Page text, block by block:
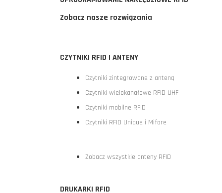
Zobacz nasze rozwiązania
CZYTNIKI RFID I ANTENY
Czytniki zintegrowane z anteną
Czytniki wielokanałowe RFID UHF
Czytniki mobilne RFID
Czytniki RFID Unique i Mifare
Zobacz wszystkie anteny RFID
DRUKARKI RFID